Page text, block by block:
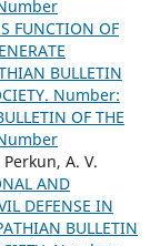
FUNCTION OF
BULLETIN
Number:
OF THE
A. V.
AND
DEFENSE IN
BULLETIN